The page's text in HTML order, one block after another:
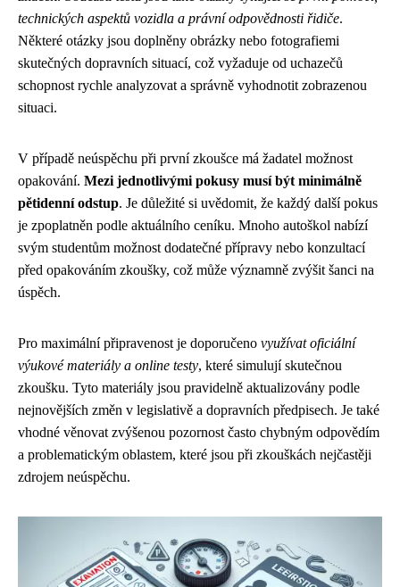
technických aspektů vozidla a právní odpovědnosti řidiče.
Některé otázky jsou doplněny obrázky nebo fotografiemi
skutečných dopravních situací, což vyžaduje od uchazečů
schopnost rychle analyzovat a správně vyhodnotit zobrazenou
situaci.
V případě neúspěchu při první zkoušce má žadatel možnost
opakování. Mezi jednotlivými pokusy musí být minimálně
pětidenní odstup. Je důležité si uvědomit, že každý další pokus
je zpoplatněn podle aktuálního ceníku. Mnoho autoškol nabízí
svým studentům možnost dodatečné přípravy nebo konzultací
před opakováním zkoušky, což může významně zvýšit šanci na
úspěch.
Pro maximální připravenost je doporučeno využívat oficiální
výukové materiály a online testy, které simulují skutečnou
zkoušku. Tyto materiály jsou pravidelně aktualizovány podle
nejnovějších změn v legislativě a dopravních předpisech. Je také
vhodné věnovat zvýšenou pozornost často chybným odpovědím
a problematickým oblastem, které jsou při zkouškách nejčastěji
zdrojem neúspěchu.